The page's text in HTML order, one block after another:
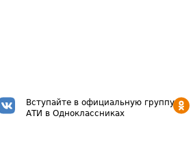
Вступайте в официальную группу
АТИ в Одноклассниках